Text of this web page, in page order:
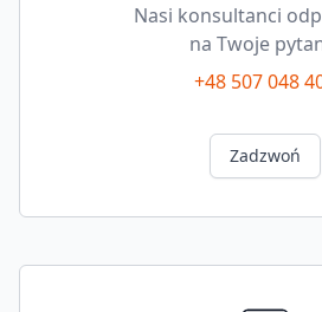
Nasi konsultanci
na Twoje
+48 507 048
Zadzwoń